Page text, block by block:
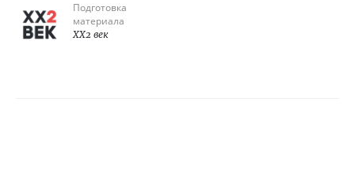
Подготовка
материала
XX2 век